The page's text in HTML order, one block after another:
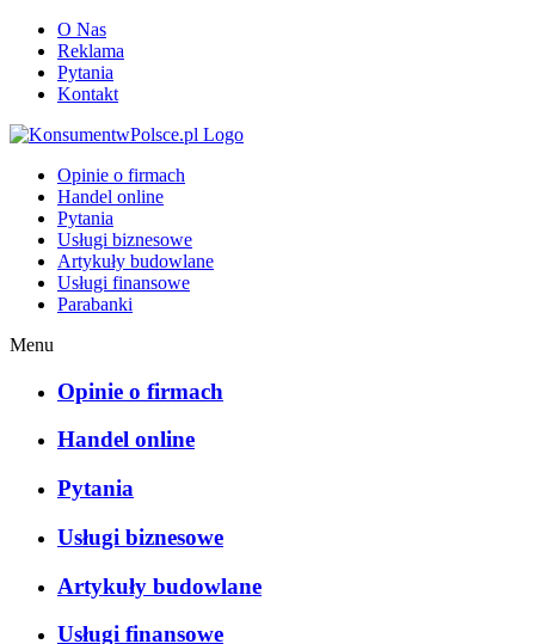
O Nas
Reklama
Pytania
Kontakt
Opinie o firmach
Handel online
Pytania
Usługi biznesowe
Artykuły budowlane
Usługi finansowe
Parabanki
Menu
Opinie o firmach
Handel online
Pytania
Usługi biznesowe
Artykuły budowlane
Usługi finansowe